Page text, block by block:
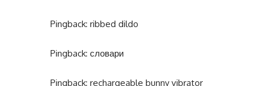
Pingback: ribbed dildo
Pingback: словари
Pingback: rechargeable bunny vibrator